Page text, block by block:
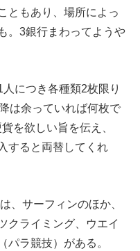
ともあり、場所によっ
。3銀行まわってようや
につき各種類2枚限り
は余っていれば何枚で
を欲しい旨を伝え、
すると両替してくれ
、サーフィンのほか、
クライミング、ウエイ
パラ競技）がある。